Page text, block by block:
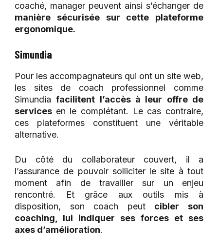
coaché, manager peuvent ainsi s’échanger de
manière sécurisée sur cette plateforme
ergonomique.
Simundia
Pour les accompagnateurs qui ont un site web,
les sites de coach professionnel comme
Simundiafacilitent l’accès à leur offre de
services en le complétant. Le cas contraire,
ces plateformes constituent une véritable
alternative.
Du côté du collaborateur couvert, il a
l’assurance de pouvoir solliciter le site à tout
moment afin de travailler sur un enjeu
rencontré. Et grâce aux outils mis à
disposition, son coach peut cibler son
coaching, lui indiquer ses forces et ses
axes d’amélioration.